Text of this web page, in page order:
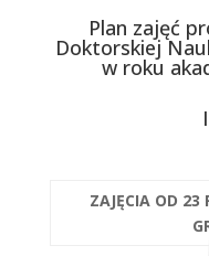
Plan zajęć
Doktorskiej
w roku
ZAJĘCIA OD 23